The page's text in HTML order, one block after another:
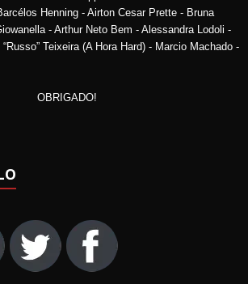
Henning - Airton Cesar Prette - Bruna
- Arthur Neto Bem - Alessandra Lodoli -
“Russo” Teixeira (A Hora Hard) - Marcio Machado -
OBRIGADO!